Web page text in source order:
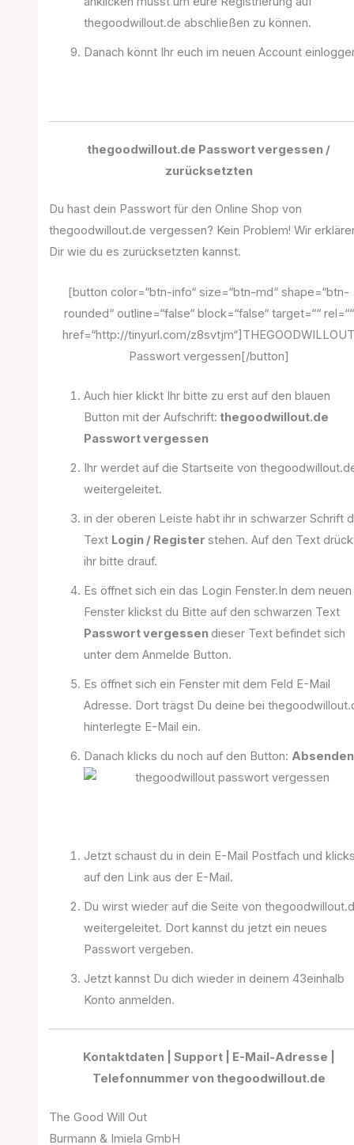
thegoodwillout.de abschließen zu können.
Danach könnt Ihr euch im neuen Account
thegoodwillout.de Passwort vergessen /
zurücksetzten
Du hast dein Passwort für den Online Shop von
thegoodwillout.de vergessen? Kein Problem! Wir
Dir wie du es zurücksetzten kannst.
[button color=“btn-info“ size=“btn-md“ shape=“btn-
rounded“ outline=“false“ block=“false“ target=““ rel=““
href=“http://tinyurl.com/z8svtjm“]THEGOODWILLOUT
Passwort vergessen[/button]
Auch hier klickt Ihr bitte zu erst auf den blauen
Button mit der Aufschrift: thegoodwillout.de
Passwort vergessen
Ihr werdet auf die Startseite von
weitergeleitet.
in der oberen Leiste habt ihr in schwarzer Schrift
Text Login / Registerstehen. Auf den Text
ihr bitte drauf.
Es öffnet sich ein das Login Fenster.In dem neuen
Fenster klickst du Bitte auf den schwarzen Text
Passwort vergessendieser Text befindet sich
unter dem Anmelde Button.
Es öffnet sich ein Fenster mit dem Feld E-Mail
Adresse. Dort trägst Du deine bei
hinterlegte E-Mail ein.
Danach klicks du noch auf den Button: Absenden
Jetzt schaust du in dein E-Mail Postfach und
auf den Link aus der E-Mail.
Du wirst wieder auf die Seite von
weitergeleitet. Dort kannst du jetzt ein neues
Passwort vergeben.
Jetzt kannst Du dich wieder in deinem 43einhalb
Konto anmelden.
Kontaktdaten | Support | E-Mail-Adresse |
Telefonnummer von thegoodwillout.de
The Good Will Out
Burmann & Imiela GmbH